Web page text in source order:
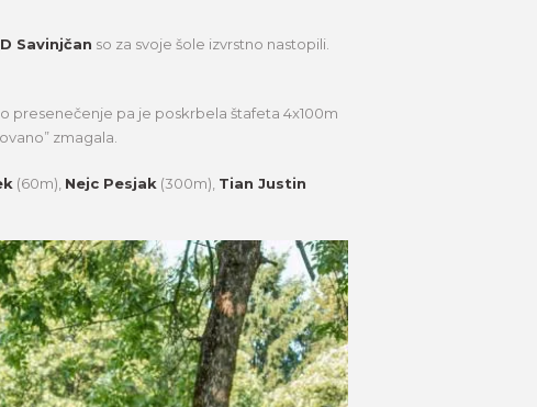
Savinjčan so za svoje šole izvrstno nastopili.
presenečenje pa je poskrbela štafeta 4x100m
zmagala.
(60m), Nejc Pesjak (300m), Tian Justin